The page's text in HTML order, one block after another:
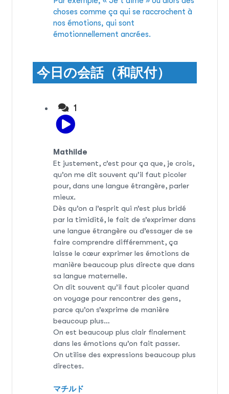
choses comme ça qui se raccrochent à
nos émotions, qui sont
émotionnellement ancrées.
今日の会話（和訳付）
1
Mathilde
Et justement, c’est pour ça que, je crois,
qu’on me dit souvent qu’il faut picoler
pour, dans une langue étrangère, parler
mieux.
Dès qu’on a l’esprit qui n’est plus bridé
par la timidité, le fait de s’exprimer dans
une langue étrangère ou d’essayer de se
faire comprendre différemment, ça
laisse le cœur exprimer les émotions de
manière beaucoup plus directe que dans
sa langue maternelle.
On dit souvent qu’il faut picoler quand
on voyage pour rencontrer des gens,
parce qu’on s’exprime de manière
beaucoup plus…
On est beaucoup plus clair finalement
dans les émotions qu’on fait passer.
On utilise des expressions beaucoup plus
directes.
マチルド